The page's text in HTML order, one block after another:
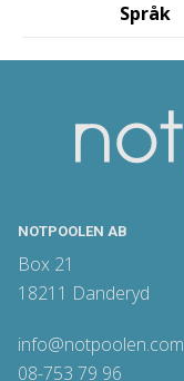
Språk
NOTPOOLEN AB
Box 21
18211 Danderyd
info@notpoolen.com
08-753 79 96